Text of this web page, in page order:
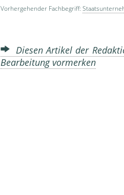
Vorhergehender Fachbegriff:
Diesen Artikel der
Bearbeitung vormerken